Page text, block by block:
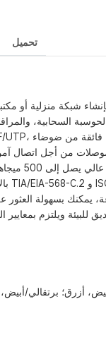
تحميل
أزرق؛ برتقالي/